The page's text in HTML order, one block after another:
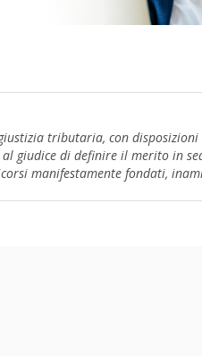
tributaria, con
giudice di definire il merito in
manifestamente fondati,